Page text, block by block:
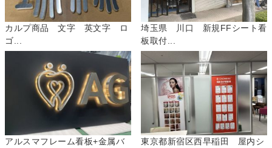
カルプ商品 文字 英文字 ロ
ゴ...
埼玉県 川口 新規FFシート看
板取付...
アルスマフレーム看板+金属バ
東京都新宿区西早稲田 屋内シ